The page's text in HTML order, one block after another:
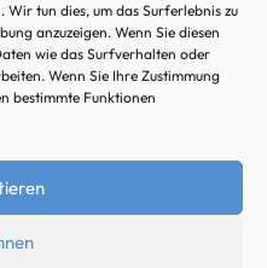
tun dies, um das Surferlebnis zu
anzuzeigen. Wenn Sie diesen
wie das Surfverhalten oder
Wenn Sie Ihre Zustimmung
bestimmte Funktionen
hotline